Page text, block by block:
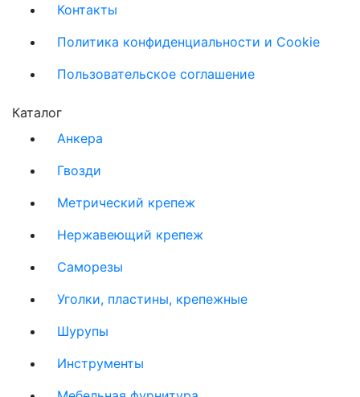
Контакты
Политика конфиденциальности и Cookie
Пользовательское соглашение
Каталог
Анкера
Гвозди
Метрический крепеж
Нержавеющий крепеж
Саморезы
Уголки, пластины, крепежные
Шурупы
Инструменты